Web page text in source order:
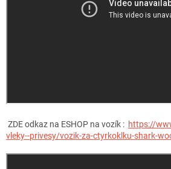
ZDE odkaz na ESHOP na vozík : https://
vleky--privesy/vozik-za-ctyrkoklku-shark-